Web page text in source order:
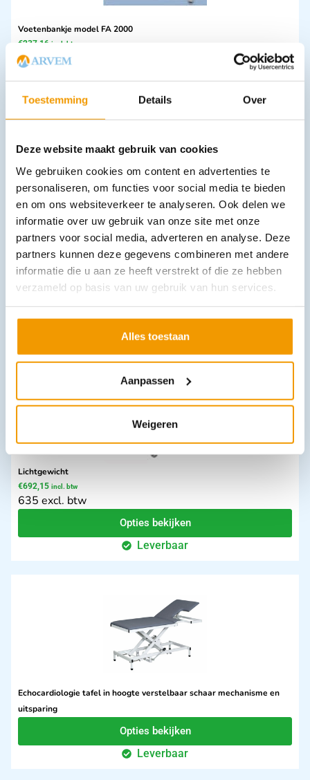
Toestemming Details Over
Deze website maakt gebruik van cookies
We gebruiken cookies om content en advertenties te
personaliseren, om functies voor social media te bieden
en om ons websiteverkeer te analyseren. Ook delen we
informatie over uw gebruik van onze site met onze
partners voor social media, adverteren en analyse. Deze
partners kunnen deze gegevens combineren met andere
informatie die u aan ze heeft verstrekt of die ze hebben
verzameld op basis van uw gebruik van hun services.
Alles toestaan
Aanpassen
Weigeren
Voetenbankje model FA 2000
€237,16 incl. btw
196 excl. btw
Opties bekijken
Leverbaar
Bedscherm / Paravent 5 delig - PV 3005
1.078,11 incl. btw
891 excl. btw
Lichtgewicht
€692,15 incl. btw
635 excl. btw
Opties bekijken
Leverbaar
Echocardiologie tafel in hoogte verstelbaar schaar mechanisme en
uitsparing
Opties bekijken
Leverbaar